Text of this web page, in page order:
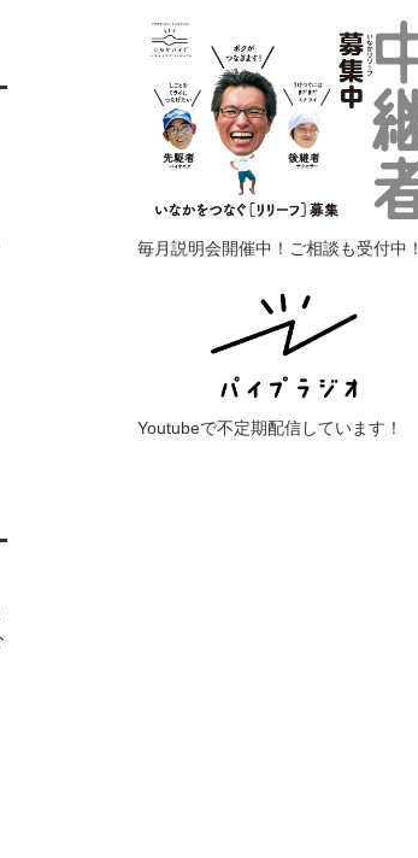
毎月説明会開催中！ご相談も受付中！
Youtubeで不定期配信しています！